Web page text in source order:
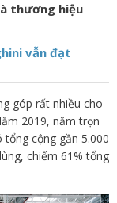
thương hiệu
vẫn đạt
góp rất nhiều cho
2019, năm trọn
cộng gần 5.000
chiếm 61% tổng